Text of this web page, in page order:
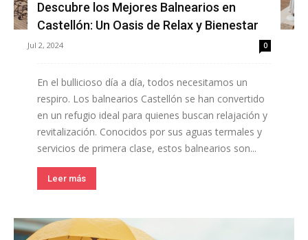
Descubre los Mejores Balnearios en
Castellón: Un Oasis de Relax y Bienestar
Jul 2, 2024 0
En el bullicioso día a día, todos necesitamos un
respiro. Los balnearios Castellón se han convertido
en un refugio ideal para quienes buscan relajación y
revitalización. Conocidos por sus aguas termales y
servicios de primera clase, estos balnearios son...
Leer más